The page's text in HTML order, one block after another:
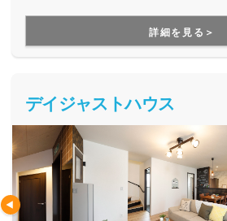
があります。この住宅ブランドでは、
資金0円からでも叶う家づくりを提案
資金計画のご相談から、理想の家づく
詳細を見る＞
デイジャストハウス